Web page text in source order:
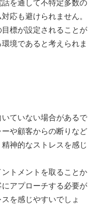
を通して不特定多数の
応も避けられません。
標が設定されることが
境であると考えられま
ていない場合があるで
や顧客からの断りなど
神的なストレスを感じ
トメントを取ることか
アプローチする必要が
を感じやすいでしょ